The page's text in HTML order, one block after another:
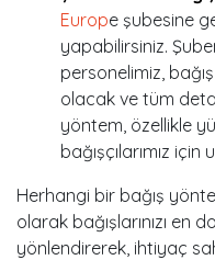
Europe şubesine
yapabilirsiniz.
personelimiz,
olacak ve tüm
yöntem, özellikle
bağışçılarımız için
Herhangi bir bağış
olarak bağışlarınızı en
yönlendirerek, ihtiyaç